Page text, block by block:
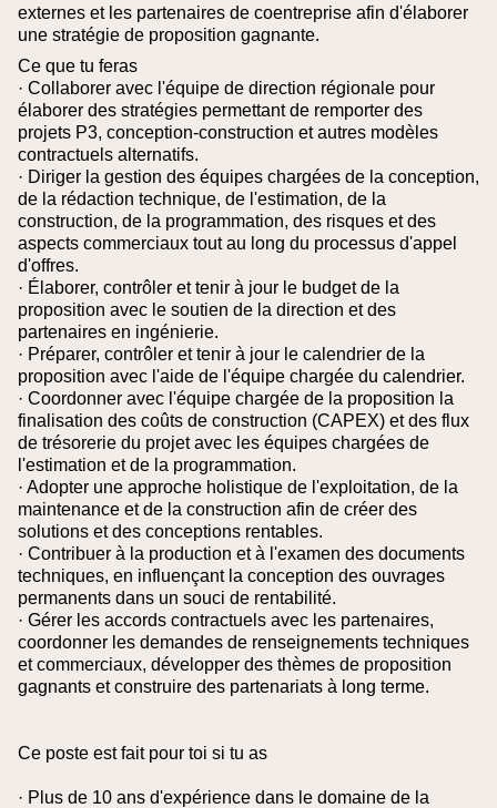
externes et les partenaires de coentreprise afin d'élaborer
une stratégie de proposition gagnante.
Ce que tu feras
· Collaborer avec l'équipe de direction régionale pour
élaborer des stratégies permettant de remporter des
projets P3, conception-construction et autres modèles
contractuels alternatifs.
· Diriger la gestion des équipes chargées de la conception,
de la rédaction technique, de l'estimation, de la
construction, de la programmation, des risques et des
aspects commerciaux tout au long du processus d'appel
d'offres.
· Élaborer, contrôler et tenir à jour le budget de la
proposition avec le soutien de la direction et des
partenaires en ingénierie.
· Préparer, contrôler et tenir à jour le calendrier de la
proposition avec l'aide de l'équipe chargée du calendrier.
· Coordonner avec l'équipe chargée de la proposition la
finalisation des coûts de construction (CAPEX) et des flux
de trésorerie du projet avec les équipes chargées de
l'estimation et de la programmation.
· Adopter une approche holistique de l'exploitation, de la
maintenance et de la construction afin de créer des
solutions et des conceptions rentables.
· Contribuer à la production et à l'examen des documents
techniques, en influençant la conception des ouvrages
permanents dans un souci de rentabilité.
· Gérer les accords contractuels avec les partenaires,
coordonner les demandes de renseignements techniques
et commerciaux, développer des thèmes de proposition
gagnants et construire des partenariats à long terme.
Ce poste est fait pour toi si tu as
· Plus de 10 ans d'expérience dans le domaine de la